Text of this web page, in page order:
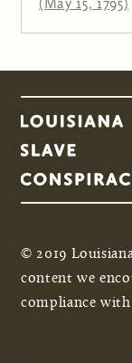
© 2019
content we
compliance